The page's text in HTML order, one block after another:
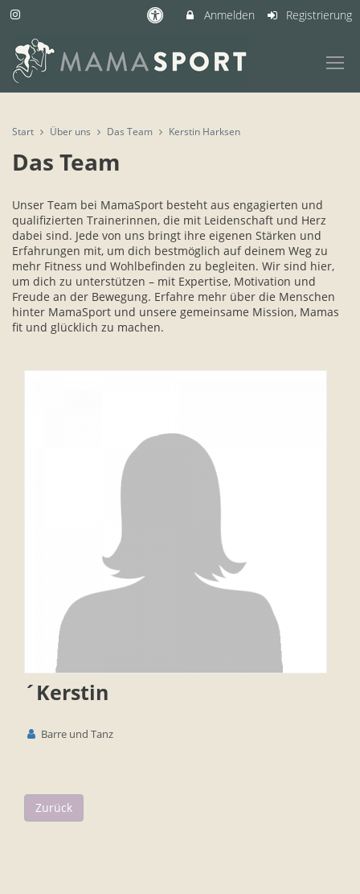
Anmelden Registrierung
Start Über uns Das Team Kerstin Harksen
Das Team
Unser Team bei MamaSport besteht aus engagierten und
qualifizierten Trainerinnen, die mit Leidenschaft und Herz
dabei sind. Jede von uns bringt ihre eigenen Stärken und
Erfahrungen mit, um dich bestmöglich auf deinem Weg zu
mehr Fitness und Wohlbefinden zu begleiten. Wir sind hier,
um dich zu unterstützen – mit Expertise, Motivation und
Freude an der Bewegung. Erfahre mehr über die Menschen
hinter MamaSport und unsere gemeinsame Mission, Mamas
fit und glücklich zu machen.
´Kerstin
Barre und Tanz
Zurück